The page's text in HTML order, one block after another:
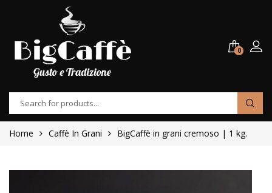
0
Home Caffè In Grani BigCaffè in grani cremoso | 1 kg.